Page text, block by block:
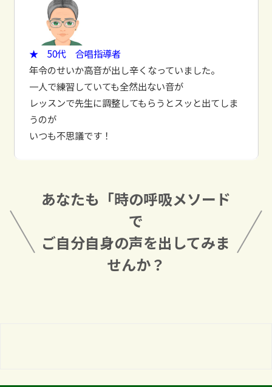
★ 50代 合唱指導者
年令のせいか高音が出し辛くなっていました。
一人で練習していても全然出ない音が
レッスンで先生に調整してもらうとスッと出てしま
うのが
いつも不思議です！
あなたも「時の呼吸メソード
で
ご自分自身の声を出してみま
せんか？